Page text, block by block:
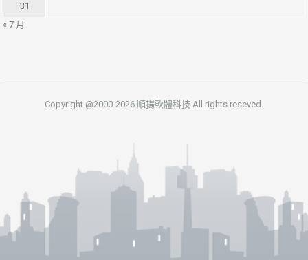
31
« 7 月
Copyright @2000-2026 順揚軟體科技 All rights reseved.